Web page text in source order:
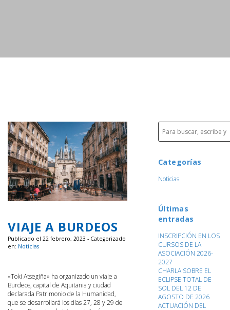
VIAJE A BURDEOS
Publicado el 22 febrero, 2023 - Categorizado
en: Noticias
«Toki Atsegiña» ha organizado un viaje a
Burdeos, capital de Aquitania y ciudad
declarada Patrimonio de la Humanidad,
que se desarrollará los días 27, 28 y 29 de
Categorías
Noticias
Últimas
entradas
INSCRIPCIÓN EN LOS
CURSOS DE LA
ASOCIACIÓN 2026-
2027
CHARLA SOBRE EL
ECLIPSE TOTAL DE
SOL DEL 12 DE
AGOSTO DE 2026
ACTUACIÓN DEL